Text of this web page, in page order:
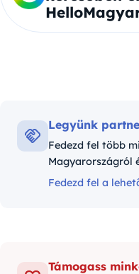
Legyünk
Fedezd fel több
Magyarországról
Fedezd fel a
Támogass